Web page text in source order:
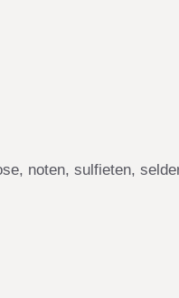
noten, sulfieten,